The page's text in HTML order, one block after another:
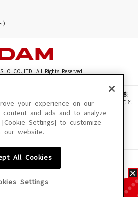
CO.,LTD. All Rights Reserved.
の文章・画像・写真・動画・音声等を、手段や形態
超えて無断で複製、転載、ファイル化などすること
りご利用いただけない場合があります。
内容が変更になる場合があります。
your experience on our
and ads and to analyze
Settings] to customize
our website.
All Cookies
Settings